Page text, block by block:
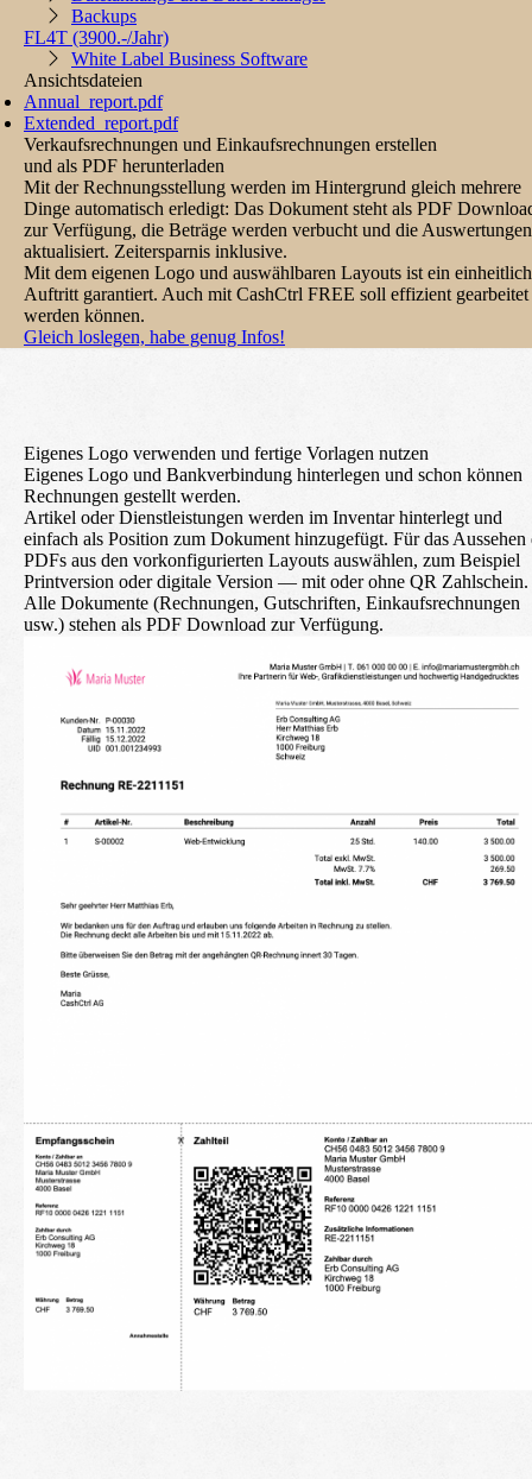
Backups
FL4T (3900.-/Jahr)
White Label Business Software
Ansichtsdateien
Annual_report.pdf
Extended_report.pdf
Verkaufsrechnungen und Einkaufsrechnungen erstellen
und als PDF herunterladen
Mit der Rechnungsstellung werden im Hintergrund gleich mehrere
Dinge automatisch erledigt: Das Dokument steht als PDF
zur Verfügung, die Beträge werden verbucht und die Auswertungen
aktualisiert. Zeitersparnis inklusive.
Mit dem eigenen Logo und auswählbaren Layouts ist ein
Auftritt garantiert. Auch mit CashCtrl FREE soll effizient gearbeitet
werden können.
Gleich loslegen, habe genug Infos!
Eigenes Logo verwenden und fertige Vorlagen nutzen
Eigenes Logo und Bankverbindung hinterlegen und schon können
Rechnungen gestellt werden.
Artikel oder Dienstleistungen werden im Inventar hinterlegt und
einfach als Position zum Dokument hinzugefügt. Für das Aussehen
PDFs aus den vorkonfigurierten Layouts auswählen, zum Beispiel
Printversion oder digitale Version — mit oder ohne QR Zahlschein.
Alle Dokumente (Rechnungen, Gutschriften, Einkaufsrechnungen
usw.) stehen als PDF Download zur Verfügung.